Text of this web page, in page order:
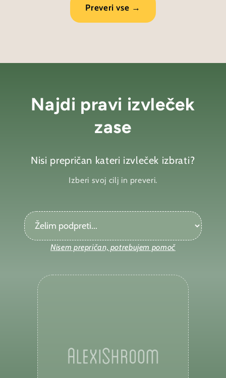
Preveri vse →
Najdi pravi izvleček
zase
Nisi prepričan kateri izvleček izbrati?
Izberi svoj cilj in preveri.
Nisem prepričan, potrebujem pomoč